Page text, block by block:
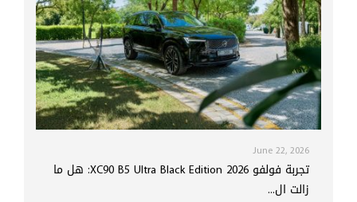
June 22, 2026
تجربة فولفو XC90 B5 Ultra Black Edition 2026: هل ما
زالت ال...